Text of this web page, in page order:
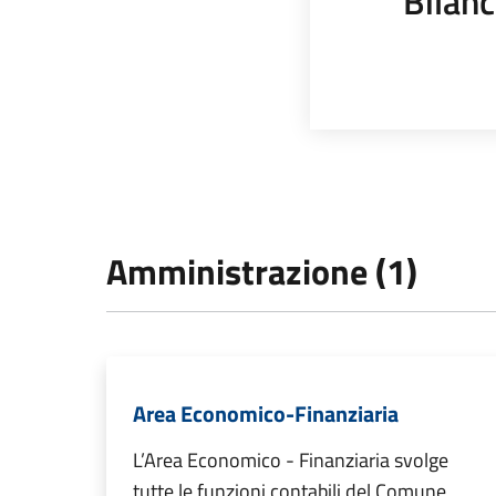
Amministrazione (1)
Area Economico-Finanziaria
L’Area Economico - Finanziaria svolge